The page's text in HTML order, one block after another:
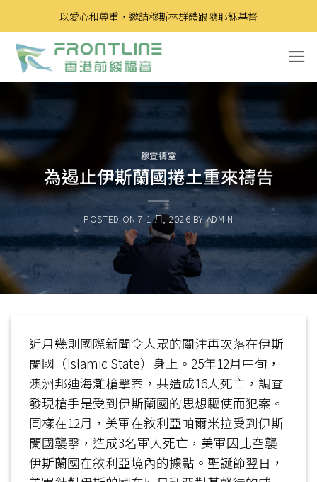
to
content
以愛心和尊重，邀請穆斯林群體跟隨耶穌基督
穆宣禱室
為遏止伊斯蘭國捲土重來禱告
POSTED ON7 1 月, 2026 BYADMIN
近月幾則國際新聞令大眾的關注再次落在伊斯
蘭國（Islamic State）身上。25年12月中旬，
澳洲邦迪海灘槍擊案，共造成16人死亡，調查
發現槍手是受到伊斯蘭國的思想驅使而犯案。
同樣在12月，美軍在敘利亞帕爾米拉受到伊斯
蘭國襲擊，造成3名軍人死亡，美軍因此空襲
伊斯蘭國在敘利亞境內的據點。聖誕節翌日，